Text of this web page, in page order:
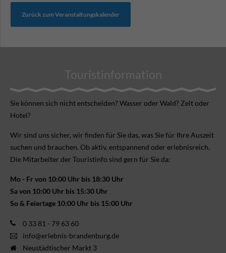
Zurück zum Veranstaltungskalender
Touristinformation
Sie können sich nicht ent­scheiden? Wasser oder Wald? Zelt oder
Hotel?
Wir sind uns sicher, wir finden für Sie das, was Sie für Ihre Aus­zeit
suchen und brauchen. Ob aktiv, ent­spannend oder erlebnis­reich.
Die Mitarbeiter der Touristinfo sind gern für Sie da:
Mo - Fr von 10:00 Uhr bis 18:30 Uhr
Sa von 10:00 Uhr bis 15:30 Uhr
So & Feiertage 10:00 Uhr bis 15:00 Uhr
0 33 81 - 79 63 60
info@erlebnis-brandenburg.de
Neustädtischer Markt 3